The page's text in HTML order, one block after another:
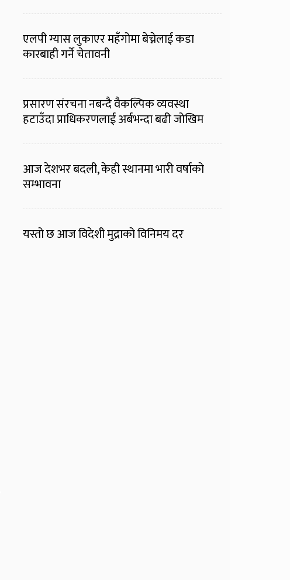
एलपी ग्यास लुकाएर महँगोमा बेच्नेलाई कडा
कारबाही गर्ने चेतावनी
प्रसारण संरचना नबन्दै वैकल्पिक व्यवस्था
हटाउँदा प्राधिकरणलाई अर्बभन्दा बढी जोखिम
आज देशभर बदली, केही स्थानमा भारी वर्षाको
सम्भावना
यस्तो छ आज विदेशी मुद्राको विनिमय दर